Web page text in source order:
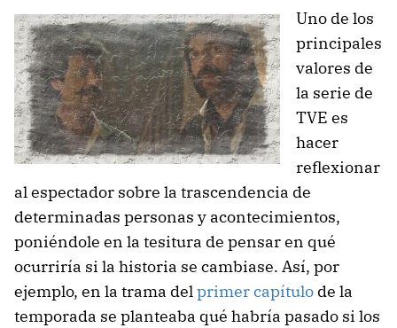
Uno de los
principales
valores de
la serie de
TVE es
hacer
reflexionar
al espectador sobre la trascendencia de
determinadas personas y acontecimientos,
poniéndole en la tesitura de pensar en qué
ocurriría si la historia se cambiase. Así, por
ejemplo, en la trama delprimer capítulo de la
temporada se planteaba qué habría pasado si los